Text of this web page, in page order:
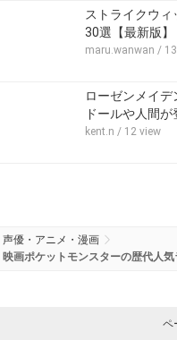
ストライクウ
30選【最新版】
maru.wanwan /
ローゼンメイ
ドールや人間が
kent.n / 12 view
声優・アニメ・漫画
映画ポケットモンスターの歴代人気
ペ